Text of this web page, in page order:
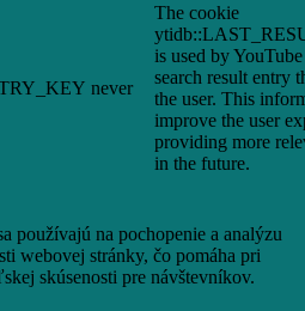
never
The cookie
is used by
search result entry
the user. This
improve the user
providing more
in the future.
používajú na pochopenie a analýzu
webovej stránky, čo pomáha pri
skúsenosti pre návštevníkov.